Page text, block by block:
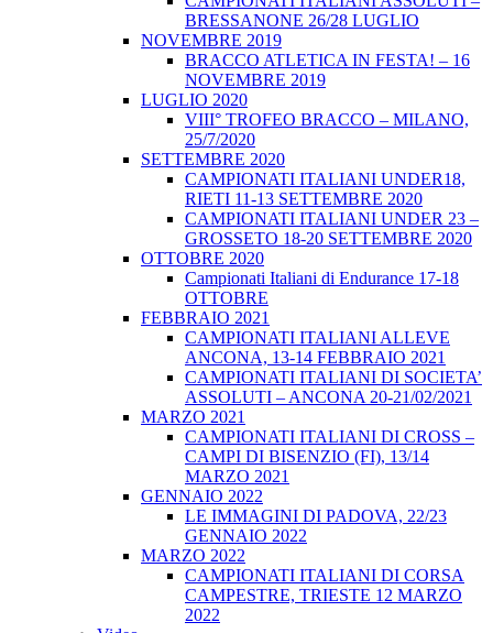
BRESSANONE 26/28 LUGLIO
NOVEMBRE 2019
BRACCO ATLETICA IN FESTA! – 16
NOVEMBRE 2019
LUGLIO 2020
VIII° TROFEO BRACCO – MILANO,
25/7/2020
SETTEMBRE 2020
CAMPIONATI ITALIANI UNDER18,
RIETI 11-13 SETTEMBRE 2020
CAMPIONATI ITALIANI UNDER 23 –
GROSSETO 18-20 SETTEMBRE 2020
OTTOBRE 2020
Campionati Italiani di Endurance 17-18
OTTOBRE
FEBBRAIO 2021
CAMPIONATI ITALIANI ALLEVE
ANCONA, 13-14 FEBBRAIO 2021
CAMPIONATI ITALIANI DI SOCIETA’
ASSOLUTI – ANCONA 20-21/02/2021
MARZO 2021
CAMPIONATI ITALIANI DI CROSS –
CAMPI DI BISENZIO (FI), 13/14
MARZO 2021
GENNAIO 2022
LE IMMAGINI DI PADOVA, 22/23
GENNAIO 2022
MARZO 2022
CAMPIONATI ITALIANI DI CORSA
CAMPESTRE, TRIESTE 12 MARZO
2022